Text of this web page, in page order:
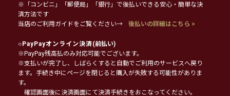
※「コンビニ」「郵便局」「銀行」で後払いできる安心・簡単な決
済方法です
当店のご利用ガイドをご覧ください→
後払いの詳細はこちら >
○PayPayオンライン決済(前払い)
※PayPay残高払のみ対応可能でございます。
※支払いが完了し、しばらくすると自動でご利用のサービスへ戻り
ます。手続き中にページを閉じると購入が失敗する可能性がありま
す。
確認画面後に決済画面にて決済手続きをおこなってください。